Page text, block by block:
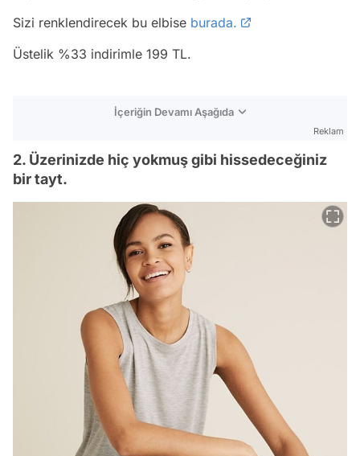
Sizi renklendirecek bu elbise burada.
Üstelik %33 indirimle 199 TL.
İçeriğin Devamı Aşağıda
Reklam
2. Üzerinizde hiç yokmuş gibi hissedeceğiniz
bir tayt.